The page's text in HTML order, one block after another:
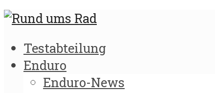
Testabteilung
Enduro
Enduro-News